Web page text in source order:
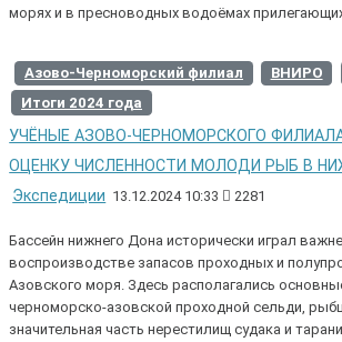
морях и в пресноводных водоёмах
Азово-Черноморский филиал ВНИРО
Итоги 2024 года
УЧЁНЫЕ АЗОВО-ЧЕРНОМОРСКОГО
ОЦЕНКУ ЧИСЛЕННОСТИ МОЛОДИ РЫБ В
Экспедиции 13.12.2024 10:33 2281
Бассейн нижнего Дона исторически играл
воспроизводстве запасов проходных и
Азовского моря. Здесь располагались
черноморско-азовской проходной сельди,
значительная часть нерестилищ судака и